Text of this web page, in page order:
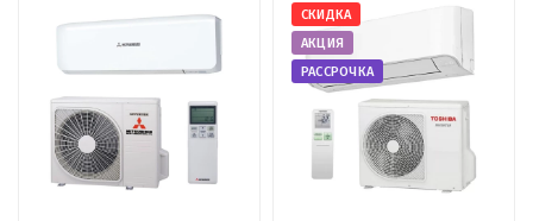
СКИДКА
АКЦИЯ
РАССРОЧКА